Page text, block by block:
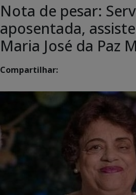
Nota de pesar:
aposentada,
Maria José da Paz
Compartilhar: